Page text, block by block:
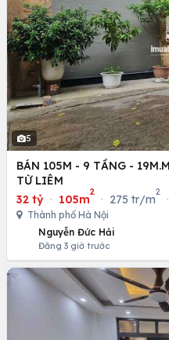
5
BÁN 105M - 9 TẦNG -
TỪ LIÊM
32 tỷ · 105m
2
· 275 tr/m
2
·
Thành phố Hà Nội
Nguyễn Đức Hải
Đăng 3 giờ trước